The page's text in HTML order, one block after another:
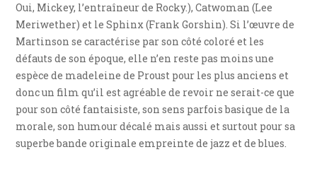
Oui, Mickey, l’entraîneur de Rocky.), Catwoman (Lee
Meriwether) et le Sphinx (Frank Gorshin). Si l’œuvre de
Martinson se caractérise par son côté coloré et les
défauts de son époque, elle n’en reste pas moins une
espèce de madeleine de Proust pour les plus anciens et
donc un film qu’il est agréable de revoir ne serait-ce que
pour son côté fantaisiste, son sens parfois basique de la
morale, son humour décalé mais aussi et surtout pour sa
superbe bande originale empreinte de jazz et de blues.